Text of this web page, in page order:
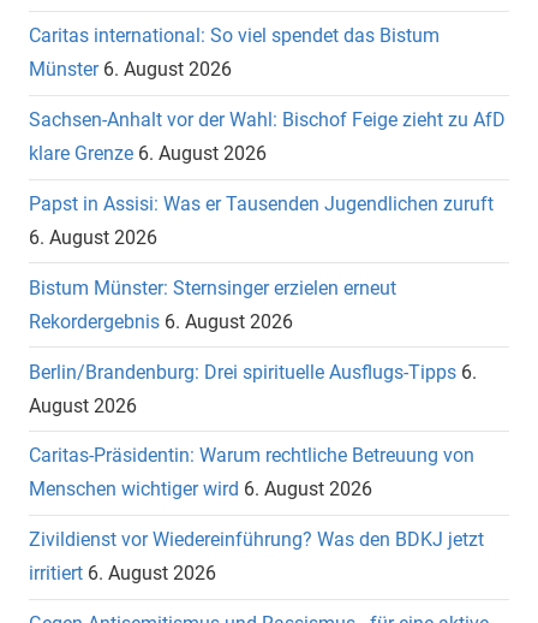
Caritas international: So viel spendet das Bistum
Münster 6. August 2026
Sachsen-Anhalt vor der Wahl: Bischof Feige zieht zu AfD
klare Grenze 6. August 2026
Papst in Assisi: Was er Tausenden Jugendlichen zuruft
6. August 2026
Bistum Münster: Sternsinger erzielen erneut
Rekordergebnis 6. August 2026
Berlin/Brandenburg: Drei spirituelle Ausflugs-Tipps 6.
August 2026
Caritas-Präsidentin: Warum rechtliche Betreuung von
Menschen wichtiger wird 6. August 2026
Zivildienst vor Wiedereinführung? Was den BDKJ jetzt
irritiert 6. August 2026